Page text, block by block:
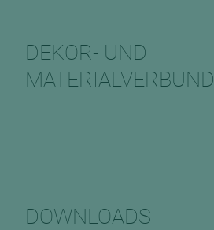
DEKOR- UND
MATERIALVERBUND
DOWNLOADS